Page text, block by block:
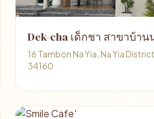
Dek-cha เด็กชา สาขาบ้าน
16 Tambon Na Yia, Na Yia
34160